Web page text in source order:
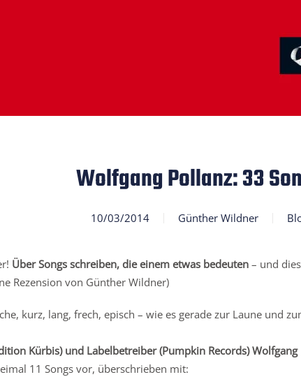
Wolfgang Pollanz: 33
10/03/2014 Günther Wildner
Über Songs schreiben, die einem etwas bedeuten – und
Rezension von Günther Wildner)
kurz, lang, frech, episch – wie es gerade zur Laune und
Kürbis) und Labelbetreiber (Pumpkin Records)
11 Songs vor, überschrieben mit: